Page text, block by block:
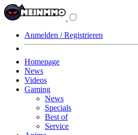
Anmelden / Registrieren
Homepage
News
Videos
Gaming
News
Specials
Best of
Service